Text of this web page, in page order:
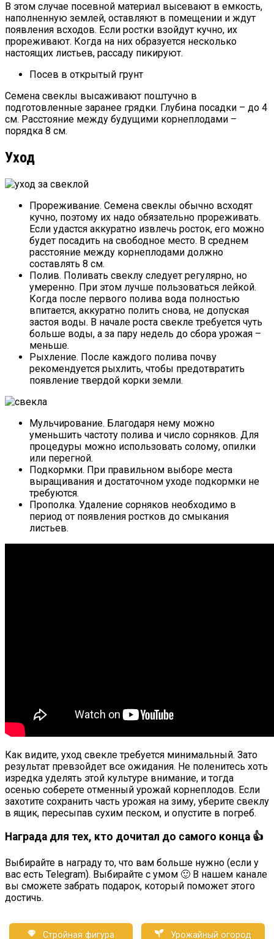
В этом случае посевной материал высевают в емкость,
наполненную землей, оставляют в помещении и ждут
появления всходов. Если ростки взойдут кучно, их
прореживают. Когда на них образуется несколько
настоящих листьев, рассаду пикируют.
Посев в открытый грунт
Семена свеклы высаживают поштучно в
подготовленные заранее грядки. Глубина посадки – до 4
см. Расстояние между будущими корнеплодами –
порядка 8 см.
Уход
Прореживание. Семена свеклы обычно всходят
кучно, поэтому их надо обязательно прореживать.
Если удастся аккуратно извлечь росток, его можно
будет посадить на свободное место. В среднем
расстояние между корнеплодами должно
составлять 8 см.
Полив. Поливать свеклу следует регулярно, но
умеренно. При этом лучше пользоваться лейкой.
Когда после первого полива вода полностью
впитается, аккуратно полить снова, не допуская
застоя воды. В начале роста свекле требуется чуть
больше воды, а за пару недель до сбора урожая –
меньше.
Рыхление. После каждого полива почву
рекомендуется рыхлить, чтобы предотвратить
появление твердой корки земли.
Мульчирование. Благодаря нему можно
уменьшить частоту полива и число сорняков. Для
процедуры можно использовать солому, опилки
или перегной.
Подкормки. При правильном выборе места
выращивания и достаточном уходе подкормки не
требуются.
Прополка. Удаление сорняков необходимо в
период от появления ростков до смыкания
листьев.
Как видите, уход свекле требуется минимальный. Зато
результат превзойдет все ожидания. Не поленитесь хоть
изредка уделять этой культуре внимание, и тогда
осенью соберете отменный урожай корнеплодов. Если
захотите сохранить часть урожая на зиму, уберите свеклу
в ящик, пересыпав сухим песком, и опустите в погреб.
Награда для тех, кто дочитал до самого конца 👍
Выбирайте в награду то, что вам больше нужно (если у
вас есть Telegram). Выбирайте с умом 🙂 В нашем канале
вы сможете забрать подарок, который поможет этого
достичь.
Стройная фигура Урожайный огород